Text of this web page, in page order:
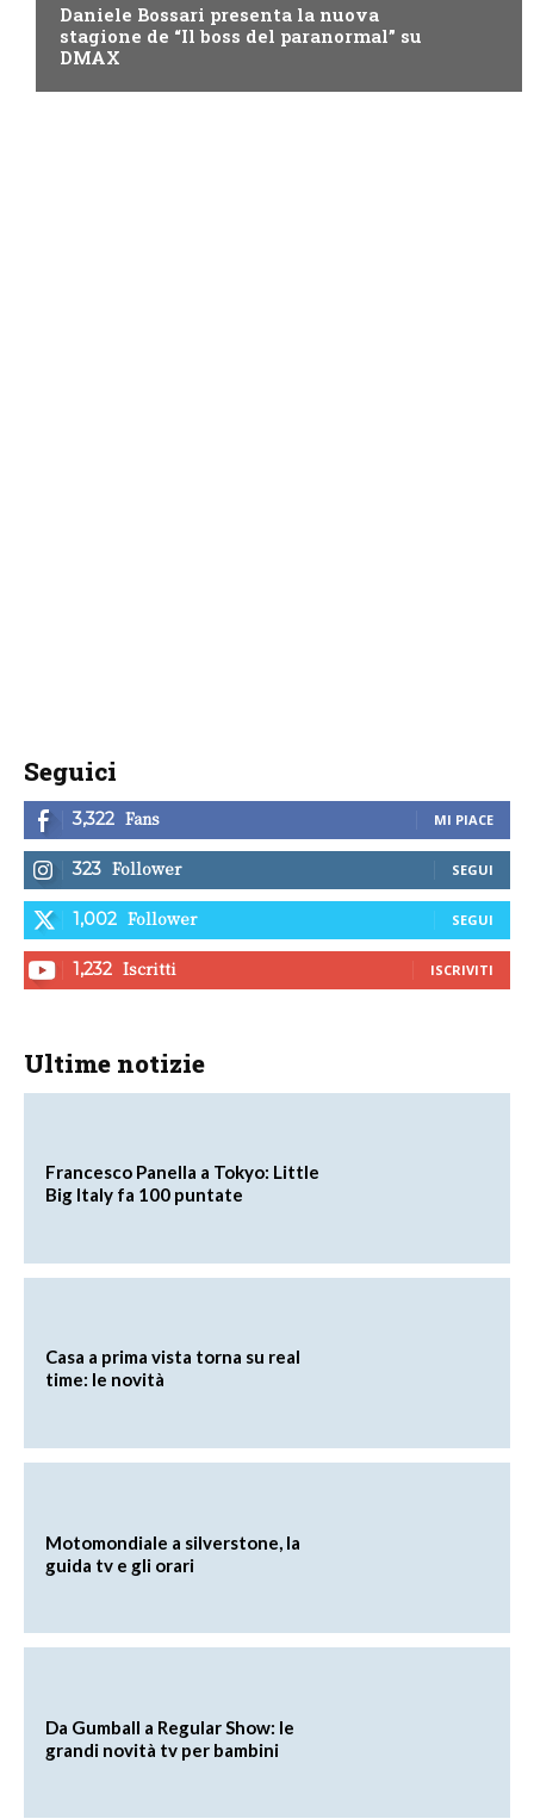
Daniele Bossari presenta la nuova
stagione de “Il boss del paranormal” su
DMAX
Seguici
3,322 Fans MI PIACE
323 Follower SEGUI
1,002 Follower SEGUI
1,232 Iscritti ISCRIVITI
Ultime notizie
Francesco Panella a Tokyo: Little
Big Italy fa 100 puntate
Casa a prima vista torna su real
time: le novità
Motomondiale a silverstone, la
guida tv e gli orari
Da Gumball a Regular Show: le
grandi novità tv per bambini